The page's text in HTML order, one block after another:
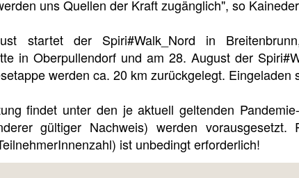
uns Quellen der Kraft zugänglich", so
startet der Spiri#Walk_Nord in
in Oberpullendorf und am 28. August der
werden ca. 20 km zurückgelegt. Eingeladen
findet unter den je aktuell geltenden
gültiger Nachweis) werden vorausgesetzt.
ist unbedingt erforderlich!